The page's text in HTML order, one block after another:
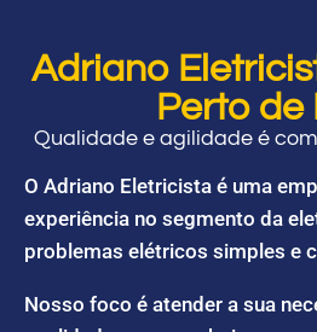
Adriano
Perto de
Qualidade e agilidade é
O Adriano Eletricista é uma
experiência no segmento da
problemas elétricos simples e
Nosso foco é atender a sua